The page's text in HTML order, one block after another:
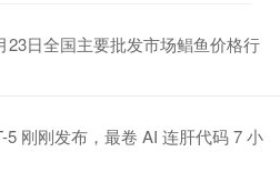
23日全国主要批发市场鲳鱼价格行
刚刚发布，最卷 AI 连肝代码 7 小